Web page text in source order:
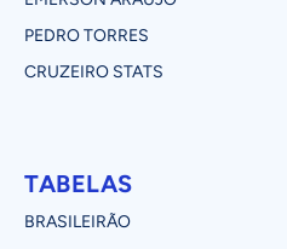
PEDRO TORRES
CRUZEIRO STATS
TABELAS
BRASILEIRÃO